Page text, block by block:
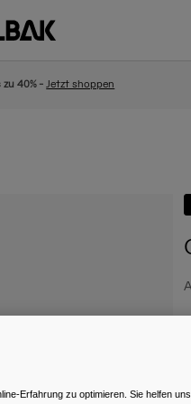
zu 40% -Jetzt shoppen
Erfahrung zu optimieren. Sie helfen